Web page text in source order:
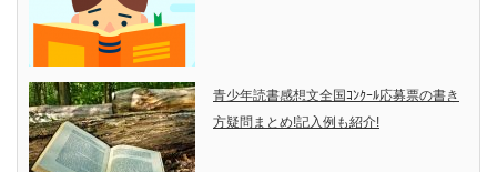
青少年読書感想文全国ｺﾝｸｰﾙ応募票の書き
方疑問まとめ!記入例も紹介!